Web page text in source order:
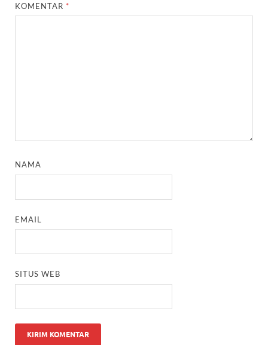
KOMENTAR *
NAMA
EMAIL
SITUS WEB